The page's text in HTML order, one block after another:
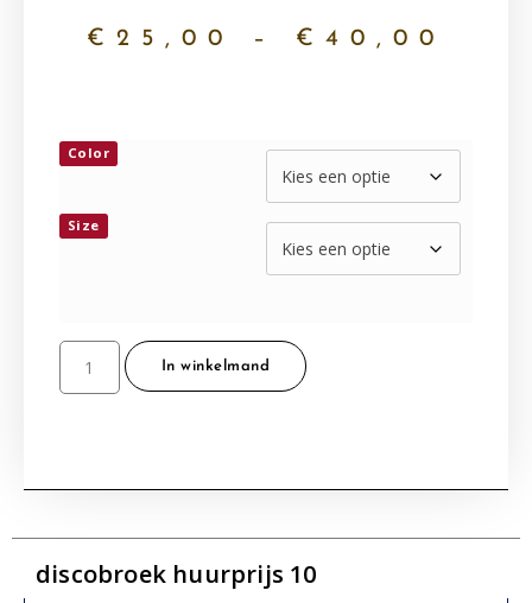
€ 25,00 – € 40,00
Color
Size
In winkelmand
discobroek huurprijs 10